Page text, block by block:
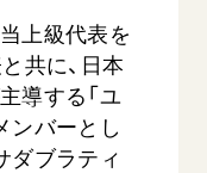
すべて見る
上級代表を
共に、日本
導する「ユ
ンバーとし
ダブラティ